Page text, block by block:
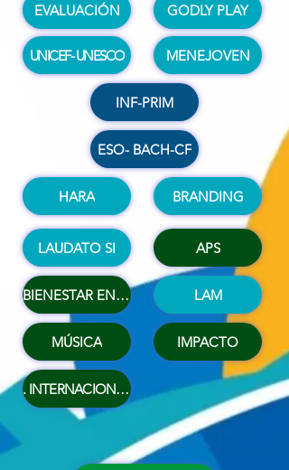
EVALUACIÓN
UNICEF- UNESCO
GODLY PLAY
MENEJOVEN
INF-PRIM
ESO- BACH-CF
HARA
LAUDATO SI
BIENESTAR ENTORNOS
MÚSICA
BRANDING
APS
LAM
IMPACTO
. INTERNACIONALIZACIÓN